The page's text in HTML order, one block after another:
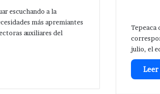
escuchando a la
más apremiantes
auxiliares del
Tepeaca
julio, el
Leer
zona
arqueológica.
zona arqueológica.